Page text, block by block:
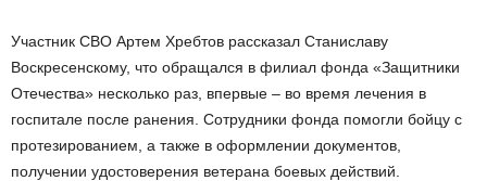
Участник СВО Артем Хребтов рассказал Станиславу
Воскресенскому, что обращался в филиал фонда «Защитники
Отечества» несколько раз, впервые – во время лечения в
госпитале после ранения. Сотрудники фонда помогли бойцу с
протезированием, а также в оформлении документов,
получении удостоверения ветерана боевых действий.